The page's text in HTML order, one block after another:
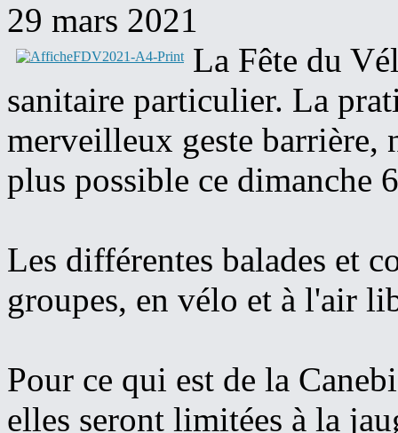
29 mars 2021
La Fête du
sanitaire particulier. La
merveilleux geste
plus possible ce dimanche
Les différentes balades et
groupes, en vélo et à l'air
Pour ce qui est de la
elles seront limitées à la